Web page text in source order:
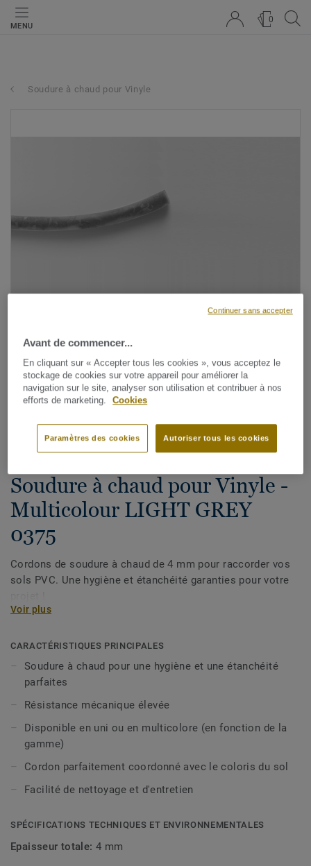
MENU
0
Soudure à chaud pour Vinyle
Voir tous les décors (1146)
Soudure à chaud pour Vinyle -
Multicolour LIGHT GREY
0375
Cordons de soudure à chaud de 4 mm pour raccorder vos
sols PVC. Une hygiène et étanchéité garanties pour votre
Voir plus
CARACTÉRISTIQUES PRINCIPALES
Soudure à chaud pour une hygiène et une étanchéité
parfaites
Résistance mécanique élevée
Disponible en uni ou en multicolore (en fonction de la
gamme)
Cordon parfaitement coordonné avec le coloris du sol
Facilité de nettoyage et d'entretien
SPÉCIFICATIONS TECHNIQUES ET ENVIRONNEMENTALES
Epaisseur totale: 4 mm
Avant de commencer...
En cliquant sur « Accepter tous les cookies », vous acceptez le
stockage de cookies sur votre appareil pour améliorer la
navigation sur le site, analyser son utilisation et contribuer à nos
efforts de marketing.
Cookies
Autoriser tous les cookies
Paramètres des cookies
Continuer sans accepter